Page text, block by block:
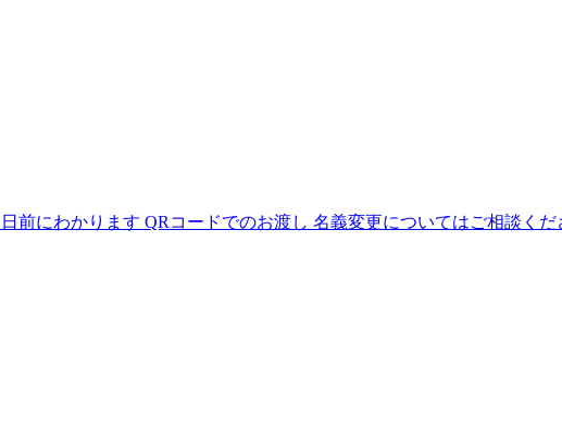
前にわかります QRコードでのお渡し 名義変更についてはご相談くだ